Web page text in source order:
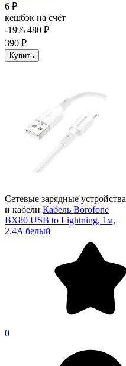
6 ₽
кешбэк на счёт
-19% 480 ₽
390 ₽
Купить
Сетевые зарядные устройства
и кабели Кабель Borofone
BX80 USB to Lightning, 1м,
2.4A белый
0